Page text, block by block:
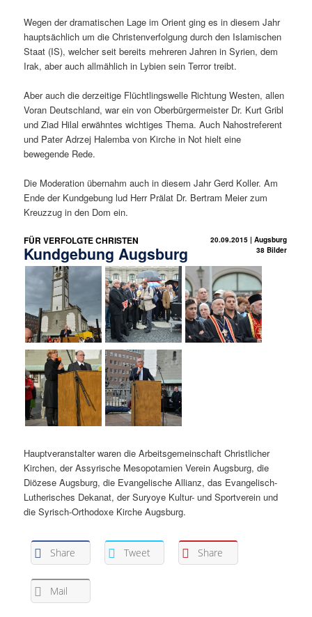
Wegen der dramatischen Lage im Orient ging es in diesem Jahr
hauptsächlich um die Christenverfolgung durch den Islamischen
Staat (IS), welcher seit bereits mehreren Jahren in Syrien, dem
Irak, aber auch allmählich in Lybien sein Terror treibt.
Aber auch die derzeitige Flüchtlingswelle Richtung Westen, allen
Voran Deutschland, war ein von Oberbürgermeister Dr. Kurt Gribl
und Ziad Hilal erwähntes wichtiges Thema. Auch Nahostreferent
und Pater Adrzej Halemba von Kirche in Not hielt eine
bewegende Rede.
Die Moderation übernahm auch in diesem Jahr Gerd Koller. Am
Ende der Kundgebung lud Herr Prälat Dr. Bertram Meier zum
Kreuzzug in den Dom ein.
FÜR VERFOLGTE CHRISTEN 20.09.2015 | Augsburg
Kundgebung Augsburg 38 Bilder
Hauptveranstalter waren die Arbeitsgemeinschaft Christlicher
Kirchen, der Assyrische Mesopotamien Verein Augsburg, die
Diözese Augsburg, die Evangelische Allianz, das Evangelisch-
Lutherisches Dekanat, der Suryoye Kultur- und Sportverein und
die Syrisch-Orthodoxe Kirche Augsburg.
Share Tweet Share
Mail